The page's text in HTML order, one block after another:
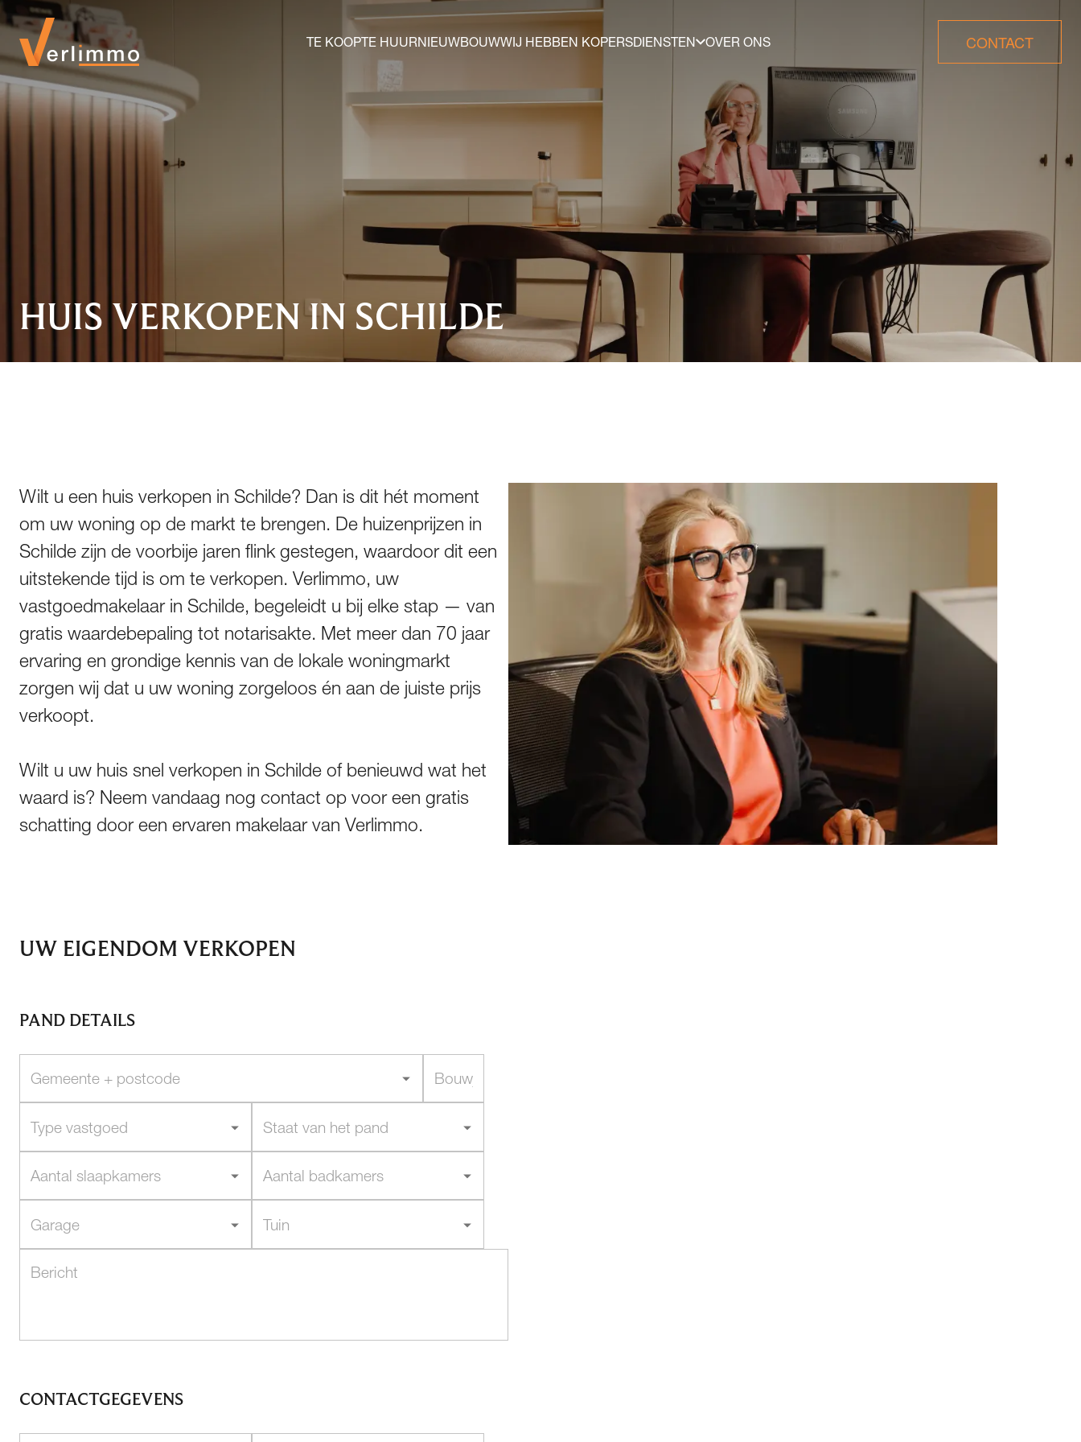
TE KOOPTE HUURNIEUWBOUWWIJ HEBBEN KOPERSDIENSTEN OVER ONS CONTACT
HUIS VERKOPEN IN SCHILDE
Wilt u een huis verkopen in Schilde? Dan is dit hét moment
om uw woning op de markt te brengen. De huizenprijzen in
Schilde zijn de voorbije jaren flink gestegen, waardoor dit een
uitstekende tijd is om te verkopen. Verlimmo, uw
vastgoedmakelaar in Schilde, begeleidt u bij elke stap — van
gratis waardebepaling tot notarisakte. Met meer dan 70 jaar
ervaring en grondige kennis van de lokale woningmarkt
zorgen wij dat u uw woning zorgeloos én aan de juiste prijs
verkoopt.
Wilt u uw huis snel verkopen in Schilde of benieuwd wat het
waard is? Neem vandaag nog contact op voor een gratis
schatting door een ervaren makelaar van Verlimmo.
UW EIGENDOM VERKOPEN
PAND DETAILS
CONTACTGEGEVENS